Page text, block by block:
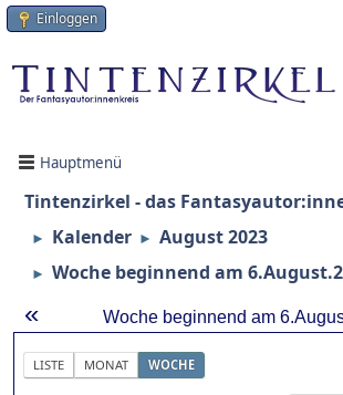
Einloggen
Hauptmenü
Tintenzirkel - das
► Kalender ► August 2023
► Woche beginnend am
« Woche beginnend am
LISTE MONAT WOCHE